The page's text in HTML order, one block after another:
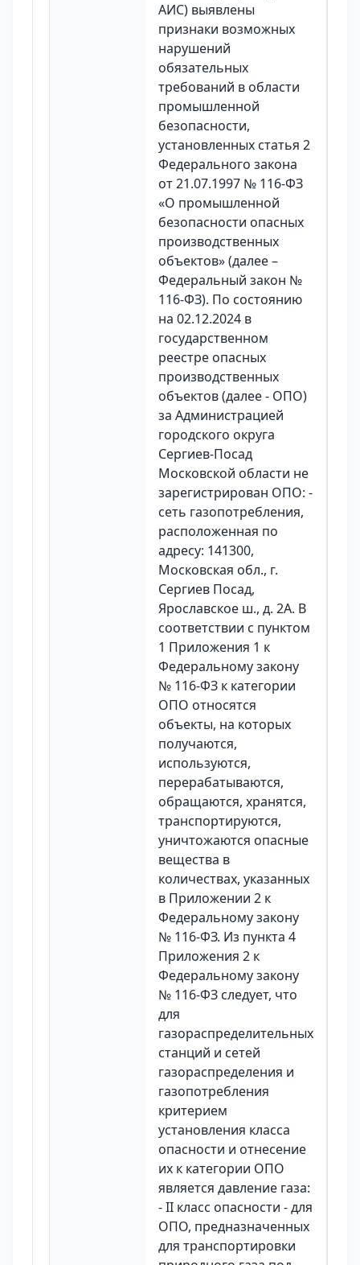
АИС) выявлены
признаки возможных
нарушений
обязательных
требований в области
промышленной
безопасности,
установленных статья 2
Федерального закона
от 21.07.1997 № 116-ФЗ
«О промышленной
безопасности опасных
производственных
объектов» (далее –
Федеральный закон №
116-ФЗ). По состоянию
на 02.12.2024 в
государственном
реестре опасных
производственных
объектов (далее - ОПО)
за Администрацией
городского округа
Сергиев-Посад
Московской области не
зарегистрирован ОПО: -
сеть газопотребления,
расположенная по
адресу: 141300,
Московская обл., г.
Сергиев Посад,
Ярославское ш., д. 2А. В
соответствии с пунктом
1 Приложения 1 к
Федеральному закону
№ 116-ФЗ к категории
ОПО относятся
объекты, на которых
получаются,
используются,
перерабатываются,
обращаются, хранятся,
транспортируются,
уничтожаются опасные
вещества в
количествах, указанных
в Приложении 2 к
Федеральному закону
№ 116-ФЗ. Из пункта 4
Приложения 2 к
Федеральному закону
№ 116-ФЗ следует, что
для
газораспределительных
станций и сетей
газораспределения и
газопотребления
критерием
установления класса
опасности и отнесение
их к категории ОПО
является давление газа:
- II класс опасности - для
ОПО, предназначенных
для транспортировки